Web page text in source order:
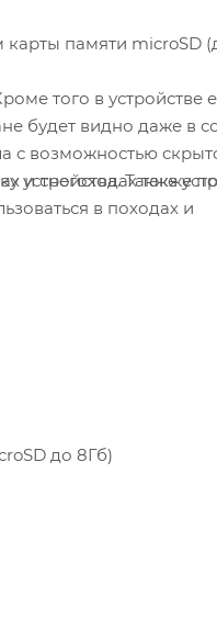
памяти microSD
есть
будет видно даже в
с возможностью
устройства. Также
в походах и
до 8Гб)